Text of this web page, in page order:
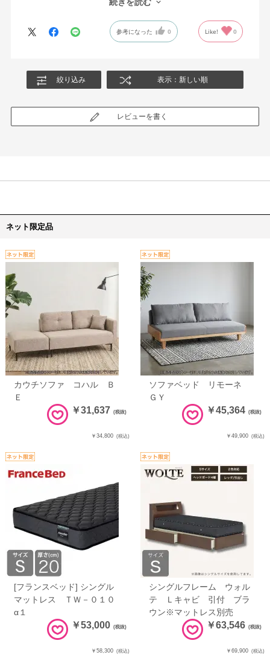
引き出しが布地でできている分、おそらく消耗しやすいので交換
パーツとして販売してもらえたらなぁという期待から★４にさせ
参考になった 0 Like! 0
絞り込み 表示：新しい順
レビューを書く
ネット限定品
カウチソファ コハル Ｂ
Ｅ
￥31,637 (税抜)
￥34,800 (税込)
ソファベッド リモーネ
ＧＹ
￥45,364 (税抜)
￥49,900 (税込)
[フランスベッド] シングル
マットレス ＴＷ－０１０
α１
￥53,000 (税抜)
￥58,300 (税込)
シングルフレーム ウォル
テ Ｌキャビ 引付 ブラ
ウン※マットレス別売
￥63,546 (税抜)
￥69,900 (税込)